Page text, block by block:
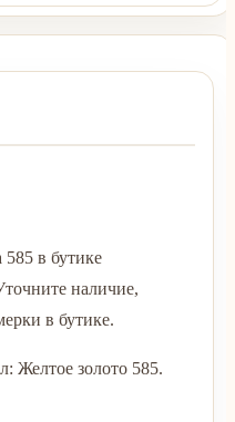
585 в бутике
наличие,
в бутике.
Желтое золото 585.